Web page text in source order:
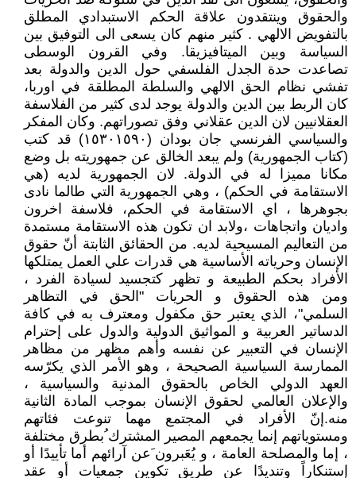
والحقوق وينتقدون علاقة الحكم الاستبدادي المطلق
بالتفويض الالهي . كثير منهم كان يسعى الى التوفيق بين
السياسة وبين الميتافيزيقا. وفي القرون الوسطى
تصاعدت حدة الجدل الفلسفي حول الدين والدولة بعد
تفشي نظام الحق الالهي والسلطة المطلقة في اوربا،
كان الربط بين الدين والدولة يوجد لدى كثير من الفلاسفة
العقلانيين لان الدين عقلاني وفق تصوراتهم. وكان المفكر
والسياسي الفرنسي جان بودان (١٥٣٠١٥٩٠) قد كتب
(كتاب الجمهورية) ولم يبعد الخالق عن جمهوريته بل وضع
مكانا مميزا له في الدولة. لان الجمهورية لديه (هي
الاستقامة في الحكم) ، وهي الجمهورية التي طالما نادى
بجوهرها ، اي الاستقامة في الحكم، فلاسفة اخرون
واديان واتجاهات ،ولابد ان تكون هذه الاستقامة مستمدة
من التعاليم المسيحية لديه. من الحقائق الثابتة أنّ حقوق
الإنسان وحرياته الأساسية هي قدرات علي العمل يمتلكها
الأفراد بحكم الطبيعة و تظهر كتجسيد لسيادة الفرد ،
ومن هذه الحقوق و الحريات "الحق في التظاهر
السلمي"، الذي يعتبر حق مكفول ومعترف به في كافة
الدساتير العربية و المواثيق الدولية والدول على إحترام
الإنسان في التعبير عن نفسه وأهم مظهر من مظاهر
الممارسة السياسية الصحيحة ، وهو الأمر الذي يكرّسه
العهد الدولي الخاص بالحقوق المدنية والسياسية ،
والإعلان العالمي لحقوق الإنسان بموجب المادة الثانية
منه.إنّ الأفراد في المجتمع مهما تنوعت فئاتهم
ومستوياتهم إنما يجمعهم المصير المشترك ُبطرق مختلفة
، إما والمصلحة العامة ، و يُعَبرون َعن آرائهم أما تأييدًا أو
إستنكاراً وتنديدًا عن طريق تكوين جمعيات أو عقد